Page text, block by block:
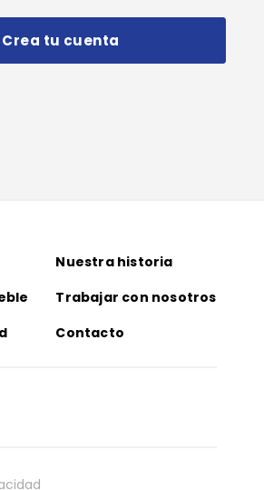
Crea tu cuenta
Nuestra historia
Trabajar con nosotros
Contacto